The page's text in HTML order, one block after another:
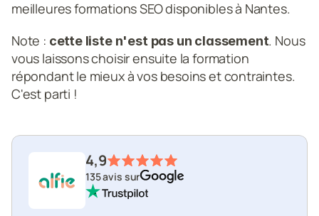
meilleures formations SEO disponibles à Nantes.
Note : cette liste n'est pas un classement. Nous
vous laissons choisir ensuite la formation
répondant le mieux à vos besoins et contraintes.
C'est parti !
4,9
135 avis sur